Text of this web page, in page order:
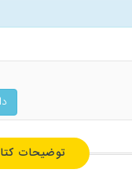
توضیحات